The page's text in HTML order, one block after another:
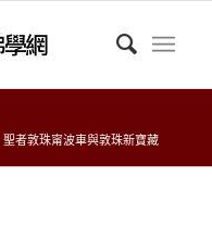
聖者敦珠甯波車與敦珠新寶藏